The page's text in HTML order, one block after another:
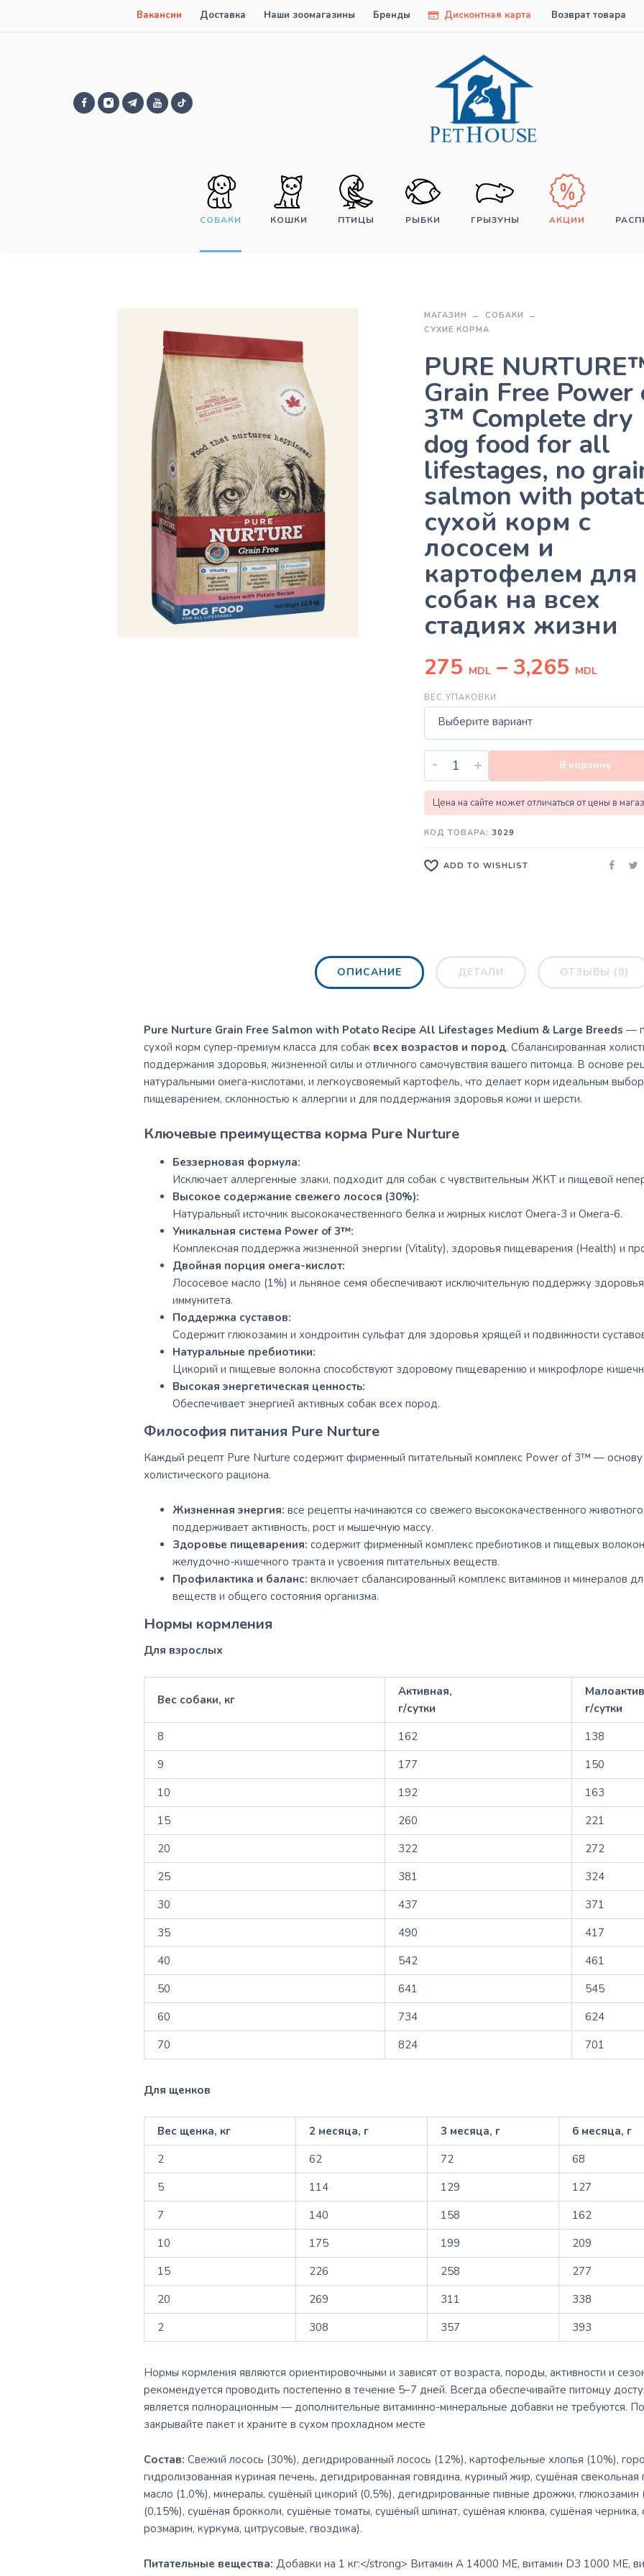
Вакансии Доставка Наши зоомагазины Бренды Дисконтная карта Возврат товара
СОБАКИ КОШКИ ПТИЦЫ РЫБКИ ГРЫЗУНЫ АКЦИИ
МАГАЗИН
СОБАКИ
СУХИЕ КОРМА
PURE
Grain Free Power
3™ Complete dry
dog food for all
lifestages, no
salmon with
сухой корм с
лососем и
картофелем для
собак на всех
стадиях жизни
275 MDL – 3,265 MDL
ВЕС УПАКОВКИ
Выберите вариант
- + В корзину
Цена на сайте может отличаться от цены в
КОД ТОВАРА: 3029
ADD TO WISHLIST
ОПИСАНИЕ ДЕТАЛИ ОТЗЫВЫ (0)
Pure Nurture Grain Free Salmon with Potato Recipe All Lifestages Medium & Large Breeds —
сухой корм супер-премиум класса для собак всех возрастов и пород. Сбалансированная
поддержания здоровья, жизненной силы и отличного самочувствия вашего питомца. В основе
натуральными омега-кислотами, и легкоусвояемый картофель, что делает корм идеальным
пищеварением, склонностью к аллергии и для поддержания здоровья кожи и шерсти.
Ключевые преимущества корма Pure Nurture
Беззерновая формула:
Исключает аллергенные злаки, подходит для собак с чувствительным ЖКТ и пищевой
Высокое содержание свежего лосося (30%):
Натуральный источник высококачественного белка и жирных кислот Омега-3 и Омега-6.
Уникальная система Power of 3™:
Комплексная поддержка жизненной энергии (Vitality), здоровья пищеварения (Health) и
Двойная порция омега-кислот:
Лососевое масло (1%) и льняное семя обеспечивают исключительную поддержку
иммунитета.
Поддержка суставов:
Содержит глюкозамин и хондроитин сульфат для здоровья хрящей и подвижности
Натуральные пребиотики:
Цикорий и пищевые волокна способствуют здоровому пищеварению и микрофлоре
Высокая энергетическая ценность:
Обеспечивает энергией активных собак всех пород.
Философия питания Pure Nurture
Каждый рецепт Pure Nurture содержит фирменный питательный комплекс Power of 3™ — основу
холистического рациона.
Жизненная энергия: все рецепты начинаются со свежего высококачественного
поддерживает активность, рост и мышечную массу.
Здоровье пищеварения: содержит фирменный комплекс пребиотиков и пищевых
желудочно-кишечного тракта и усвоения питательных веществ.
Профилактика и баланс: включает сбалансированный комплекс витаминов и минералов
веществ и общего состояния организма.
Нормы кормления
Для взрослых
Вес собаки, кг
Активная,
г/сутки
г/сутки
8
162
138
9
177
150
10
192
163
15
260
221
20
322
272
25
381
324
30
437
371
35
490
417
40
542
461
50
641
545
60
734
624
70
824 701
Для щенков
Вес щенка, кг 2 месяца, г 3 месяца, г
6 месяца, г
2
62 72
68
5
114 129
127
7
140 158
162
10
175 199
209
15
226 258
277
20
269 311
338
2
308 357 393
Нормы кормления являются ориентировочными и зависят от возраста, породы, активности и
рекомендуется проводить постепенно в течение 5–7 дней. Всегда обеспечивайте питомцу
является полнорационным — дополнительные витаминно-минеральные добавки не требуются.
закрывайте пакет и храните в сухом прохладном месте
Состав: Свежий лосось (30%), дегидрированный лосось (12%), картофельные хлопья (10%),
гидролизованная куриная печень, дегидрированная говядина, куриный жир, сушёная свекольная
масло (1,0%), минералы, сушёный цикорий (0,5%), дегидрированные пивные дрожжи, глюкозамин
(0,15%), сушёная брокколи, сушёные томаты, сушёный шпинат, сушёная клюква, сушёная черника,
розмарин, куркума, цитрусовые, гвоздика).
Питательные вещества: Добавки на 1 кг:</strong> Витамин A 14000 МЕ, витамин D3 1000 МЕ,